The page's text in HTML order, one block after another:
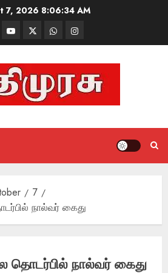
7, 2026 8:06:35 AM
Mathemurasu
TV
TwitterWhatsAppInstagram
7
நால்வர் கைது
நால்வர் கைது